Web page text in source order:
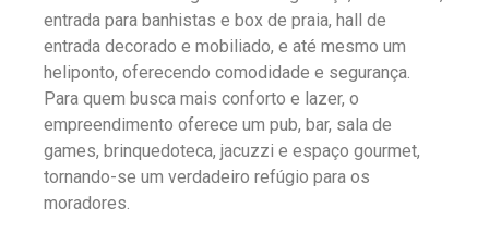
entrada para banhistas e box de praia, hall de
entrada decorado e mobiliado, e até mesmo um
heliponto, oferecendo comodidade e segurança.
Para quem busca mais conforto e lazer, o
empreendimento oferece um pub, bar, sala de
games, brinquedoteca, jacuzzi e espaço gourmet,
tornando-se um verdadeiro refúgio para os
moradores.